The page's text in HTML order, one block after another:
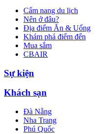
Cẩm nang du lịch
Nên ở đâu?
Địa điểm Ăn & Uống
Khám phá điểm đến
Mua sắm
CBAIR
Sự kiện
Khách sạn
Đà Nẵng
Nha Trang
Phú Quốc